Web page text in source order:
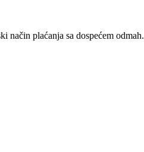
način plaćanja sa dospećem odmah.